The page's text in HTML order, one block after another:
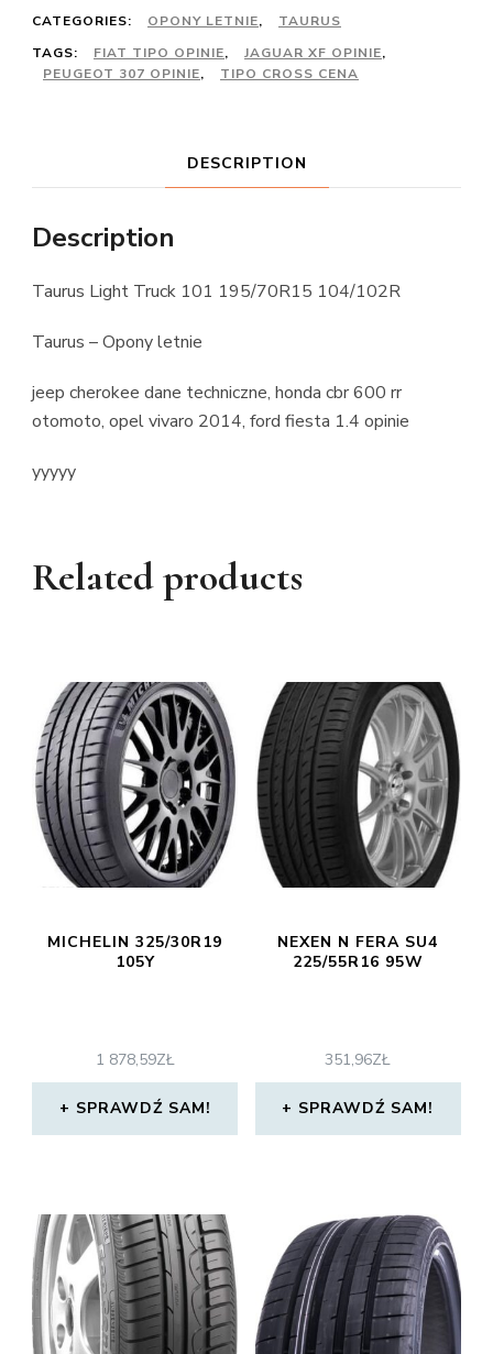
CATEGORIES:
OPONY LETNIE,
TAURUS
TAGS:
FIAT TIPO OPINIE, JAGUAR XF OPINIE,
PEUGEOT 307 OPINIE, TIPO CROSS CENA
DESCRIPTION
Description
Taurus Light Truck 101 195/70R15 104/102R
Taurus – Opony letnie
jeep cherokee dane techniczne, honda cbr 600 rr
otomoto, opel vivaro 2014, ford fiesta 1.4 opinie
yyyyy
Related products
MICHELIN 325/30R19
105Y
1 878,59ZŁ
SPRAWDŹ SAM!
NEXEN N FERA SU4
225/55R16 95W
351,96ZŁ
SPRAWDŹ SAM!